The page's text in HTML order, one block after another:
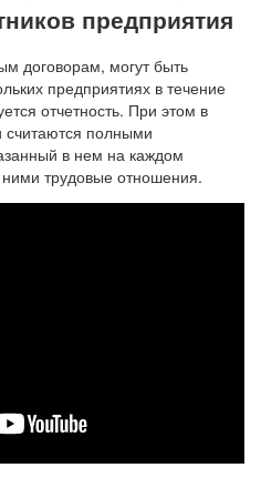
предприятия
договорам, могут быть
предприятиях в течение
отчетность. При этом в
считаются полными
в нем на каждом
трудовые отношения.